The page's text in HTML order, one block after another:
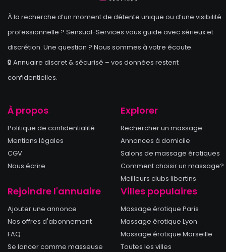
À la recherche d’un moment de détente unique ou d’une visibilité
professionnelle ? Sensual-Services vous guide avec sérieux et
discrétion. Une question ? Nous sommes à votre écoute.
🔒 Annuaire discret & sécurisé – vos données restent
confidentielles.
À propos
Politique de confidentialité
Mentions légales
CGV
Nous écrire
Explorer
Rechercher un massage
Annonces à domicile
Salons de massage érotiques
Comment choisir un massage?
Meilleurs clubs libertins
Rejoindre l'annuaire
Ajouter une annonce
Nos offres d'abonnement
FAQ
Se lancer comme masseuse
Villes populaires
Massage érotique Paris
Massage érotique Lyon
Massage érotique Marseille
Toutes les villes